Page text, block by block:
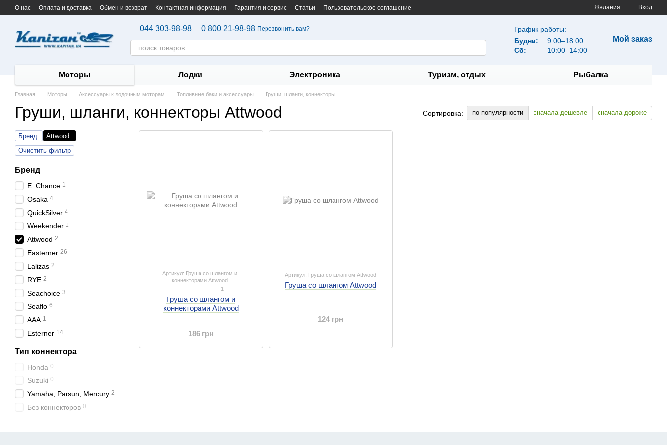
Перейти к основному контенту
О нас Оплата и доставка Обмен и возврат Контактная информация Гарантия и сервис Статьи Пользовательское соглашение Желания Вход
044 303-98-98 0 800 21-98-98 Перезвонить вам?
График работы:
Будни:
9:00–18:00
Сб:
10:00–14:00
Мой заказ
Моторы Лодки Электроника Туризм, отдых Рыбалка
Главная Моторы Аксессуары к лодочным моторам Топливные баки и аксессуары Груши, шланги, коннекторы
Груши, шланги, коннекторы Attwood Сортировка: по популярности сначала дешевле сначала дороже
Артикул: Груша со шлангом и
коннекторами Attwood
1
Груша со шлангом и
коннекторами Attwood
186 грн
Артикул: Груша со шлангом Attwood
Груша со шлангом Attwood
124 грн
Бренд:
Attwood
Очистить фильтр
Бренд
E. Chance 1
Osaka 4
QuickSilver 4
Weekender 1
Attwood 2
Easterner 26
Lalizas 2
RYE 2
Seachoice 3
Seaflo 6
AAA 1
Esterner 14
Тип коннектора
Honda 0
Suzuki 0
Yamaha, Parsun, Mercury 2
Без коннекторов 0